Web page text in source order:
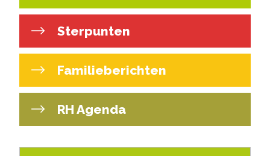
Sterpunten
Familieberichten
RH Agenda